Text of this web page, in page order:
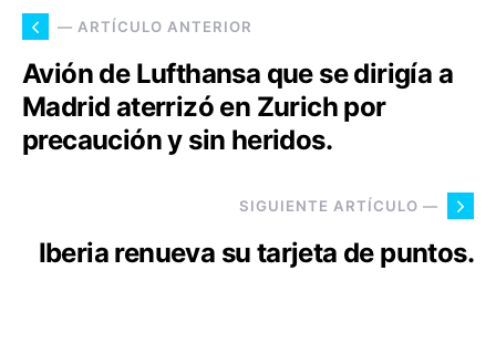
— ARTÍCULO ANTERIOR
Avión de Lufthansa que se dirigía a
Madrid aterrizó en Zurich por
precaución y sin heridos.
SIGUIENTE ARTÍCULO —
Iberia renueva su tarjeta de puntos.